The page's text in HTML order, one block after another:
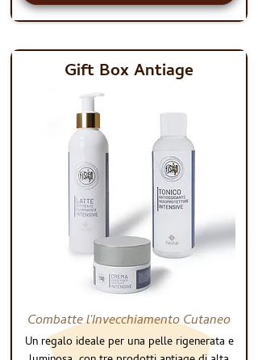
Gift Box Antiage
Combatte l'Invecchiamento Cutaneo
Un regalo ideale per una pelle rigenerata e